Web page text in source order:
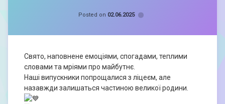
Posted on 02.06.2025
Свято, наповнене емоціями, спогадами, теплими
словами та мріями про майбутнє.
Наші випускники попрощалися з ліцеєм, але
назавжди залишаться частиною великої родини.